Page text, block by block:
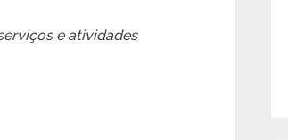
e atividades